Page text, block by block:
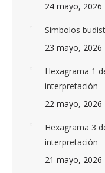
24 mayo, 2026
Símbolos
23 mayo, 2026
Hexagrama 1
interpretación
22 mayo, 2026
Hexagrama 3
interpretación
21 mayo, 2026